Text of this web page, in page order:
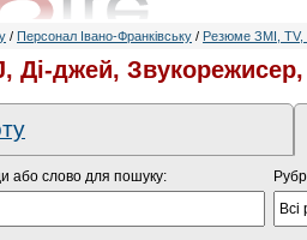
/ Персонал Івано-Франківську / Резюме ЗМІ, TV,
Ді-джей, Звукорежисер,
або слово для пошуку: